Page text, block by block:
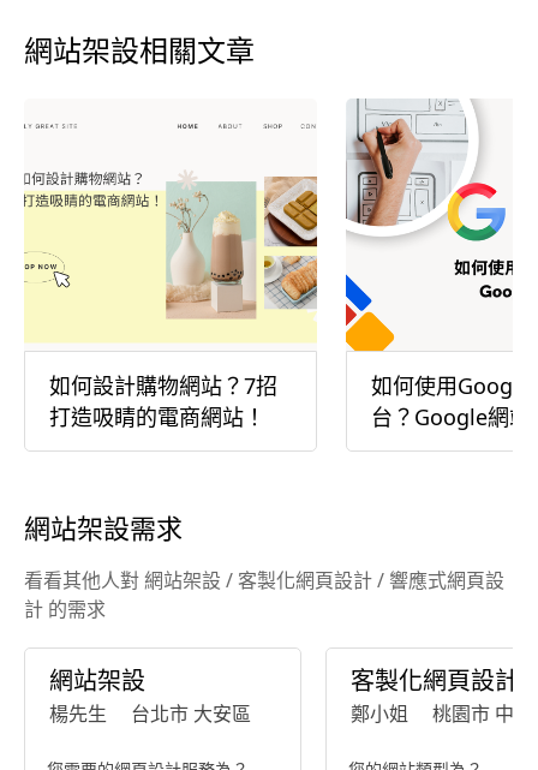
網站架設相關文章
如何設計購物網站？7招
打造吸睛的電商網站！
如何使用Google
台？Google網站
南
網站架設需求
看看其他人對 網站架設 / 客製化網頁設計 / 響應式網頁設
計 的需求
網站架設
楊先生 台北市 大安區
客製化網頁設計
鄭小姐 桃園市 中壢